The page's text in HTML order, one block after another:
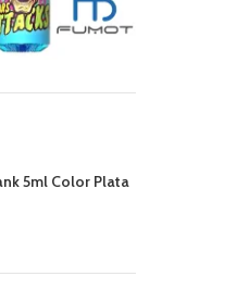
5ml Color Plata